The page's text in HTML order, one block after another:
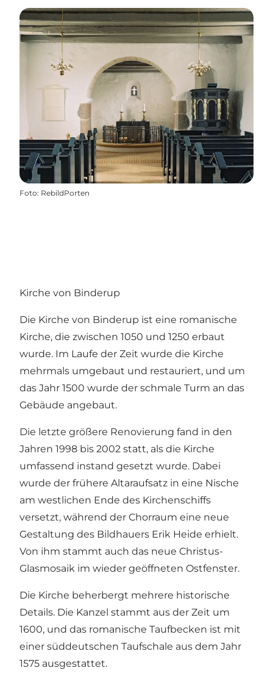
Foto: RebildPorten
Kirche von Binderup
Die Kirche von Binderup ist eine romanische
Kirche, die zwischen 1050 und 1250 erbaut
wurde. Im Laufe der Zeit wurde die Kirche
mehrmals umgebaut und restauriert, und um
das Jahr 1500 wurde der schmale Turm an das
Gebäude angebaut.
Die letzte größere Renovierung fand in den
Jahren 1998 bis 2002 statt, als die Kirche
umfassend instand gesetzt wurde. Dabei
wurde der frühere Altaraufsatz in eine Nische
am westlichen Ende des Kirchenschiffs
versetzt, während der Chorraum eine neue
Gestaltung des Bildhauers Erik Heide erhielt.
Von ihm stammt auch das neue Christus-
Glasmosaik im wieder geöffneten Ostfenster.
Die Kirche beherbergt mehrere historische
Details. Die Kanzel stammt aus der Zeit um
1600, und das romanische Taufbecken ist mit
einer süddeutschen Taufschale aus dem Jahr
1575 ausgestattet.